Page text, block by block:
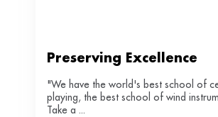
Preserving Excellence
"We have the world's best school of
playing, the best school of wind
Take a ...